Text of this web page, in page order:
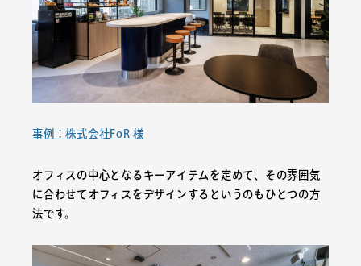
事例：株式会社FoR 様
オフィスの中心となるキーアイテムを定めて、その雰囲気
に合わせてオフィスをデザインするというのもひとつの方
法です。